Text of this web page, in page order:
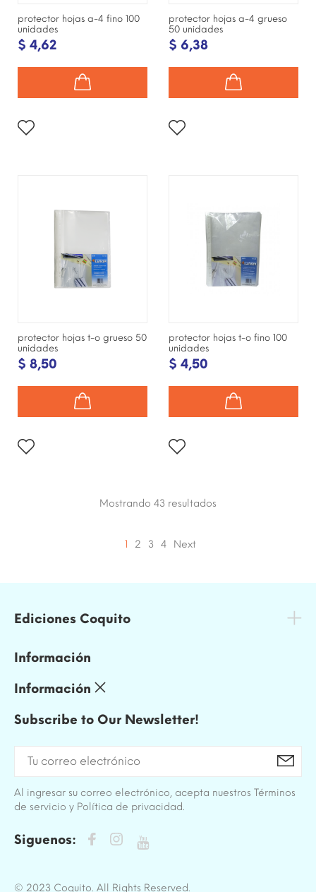
protector hojas a-4 fino 100
unidades
$ 4,62
protector hojas a-4 grueso
50 unidades
$ 6,38
protector hojas t-o grueso 50
unidades
$ 8,50
protector hojas t-o fino 100
unidades
$ 4,50
Mostrando 43 resultados
1 2 3 4 Next
Ediciones Coquito
Información
Información
Subscribe to Our Newsletter!
Al ingresar su correo electrónico, acepta nuestros Términos
de servicio y Política de privacidad.
Siguenos:
© 2023 Coquito. All Rights Reserved.